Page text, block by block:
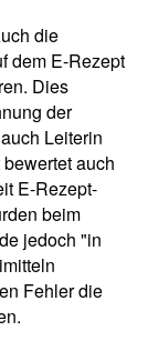
die
dem E-Rezept
Dies
der
Leiterin
auch
E-Rezept-
beim
jedoch "in
Fehler die